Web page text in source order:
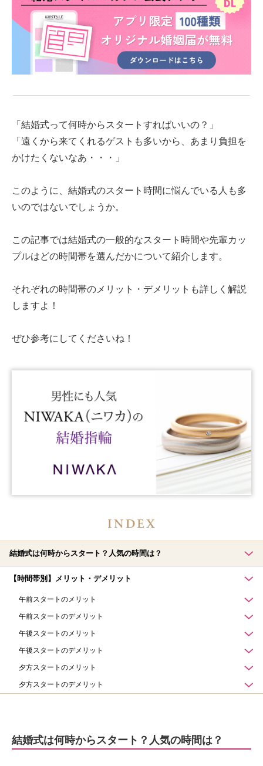
「結婚式って何時からスタートすればいいの？」
「遠くから来てくれるゲストも多いから、あまり負担を
かけたくないなあ・・・」
このように、結婚式のスタート時間に悩んでいる人も多
いのではないでしょうか。
この記事では結婚式の一般的なスタート時間や先輩カッ
プルはどの時間帯を選んだかについて紹介します。
それぞれの時間帯のメリット・デメリットも詳しく解説
しますよ！
ぜひ参考にしてくださいね！
結婚式は何時からスタート？人気の時間は？
【時間帯別】メリット・デメリット
午前スタートのメリット
午前スタートのデメリット
午後スタートのメリット
午後スタートのデメリット
夕方スタートのメリット
夕方スタートのデメリット
結婚式は何時からスタート？人気の時間は？